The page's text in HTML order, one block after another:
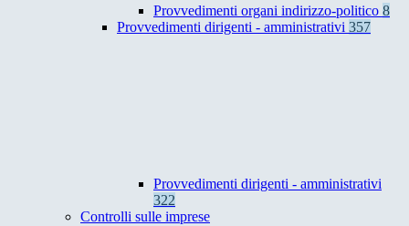
Provvedimenti organi indirizzo-politico 8
Provvedimenti dirigenti - amministrativi 357
Provvedimenti dirigenti - amministrativi
322
Controlli sulle imprese